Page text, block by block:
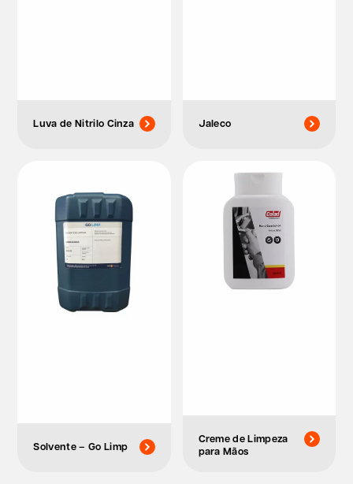
Luva de Nitrilo Cinza Jaleco
Solvente – Go Limp
Creme de Limpeza
para Mãos